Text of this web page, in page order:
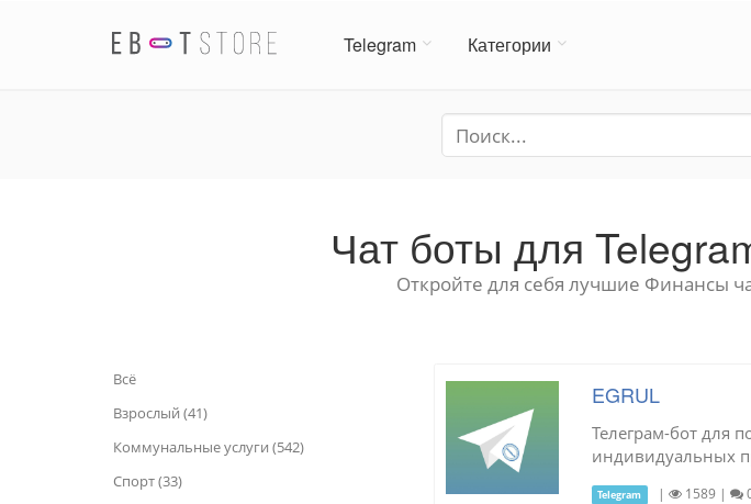
Telegram Категории
Чат боты для
Откройте для себя лучшие Финансы
Всё
Взрослый (41)
Коммунальные услуги (542)
Спорт (33)
EGRUL
Телеграм-бот для
индивидуальных
Telegram | 1589|